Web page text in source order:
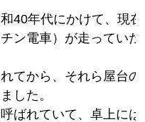
40年代にかけて、現
ン電車）が走ってい
てから、それら屋台
した。
ばれていて、卓上に